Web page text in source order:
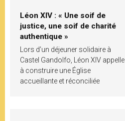
Léon XIV : « Une soif de
justice, une soif de charité
authentique »
Lors d’un déjeuner solidaire à
Castel Gandolfo, Léon XIV appelle
à construire une Église
accueillante et réconciliée